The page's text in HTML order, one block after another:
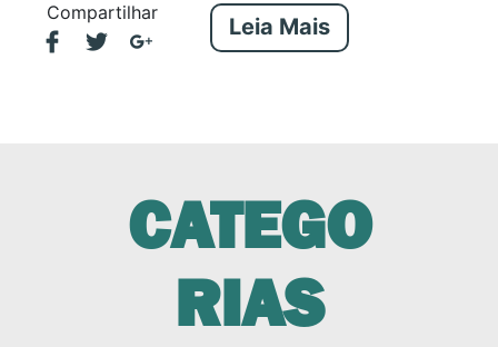
Compartilhar
Leia Mais
CATEGO
RIAS